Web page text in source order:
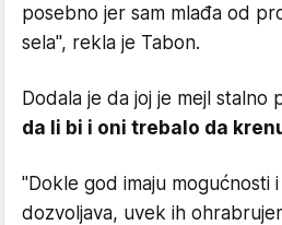
posebno jer sam mlađa od
sela", rekla je Tabon.
Dodala je da joj je mejl stalno
da li bi i oni trebalo da
"Dokle god imaju mogućnosti
dozvoljava, uvek ih